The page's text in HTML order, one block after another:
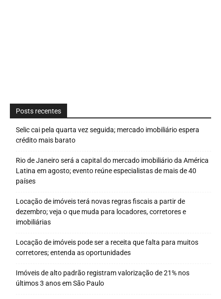
Posts recentes
Selic cai pela quarta vez seguida; mercado imobiliário espera
crédito mais barato
Rio de Janeiro será a capital do mercado imobiliário da América
Latina em agosto; evento reúne especialistas de mais de 40
países
Locação de imóveis terá novas regras fiscais a partir de
dezembro; veja o que muda para locadores, corretores e
imobiliárias
Locação de imóveis pode ser a receita que falta para muitos
corretores; entenda as oportunidades
Imóveis de alto padrão registram valorização de 21% nos
últimos 3 anos em São Paulo